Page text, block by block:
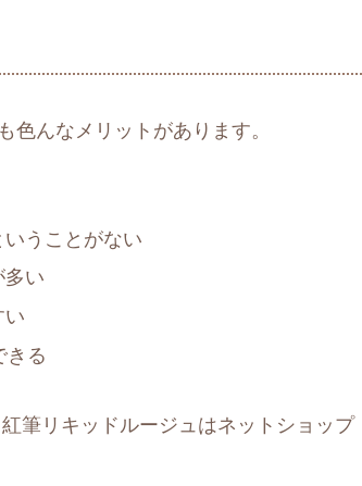
色んなメリットがあります。
うことがない
多い
い
きる
筆リキッドルージュはネットショップ